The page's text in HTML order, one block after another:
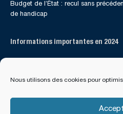
Nous utilisons des cookies pour
Budget de l’État : recul sans
de handicap
Informations importantes en 2024